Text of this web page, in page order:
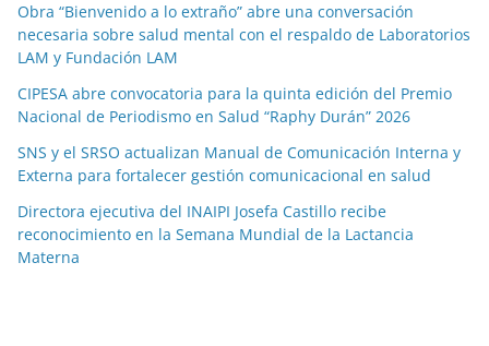
Obra “Bienvenido a lo extraño” abre una conversación
necesaria sobre salud mental con el respaldo de Laboratorios
LAM y Fundación LAM
CIPESA abre convocatoria para la quinta edición del Premio
Nacional de Periodismo en Salud “Raphy Durán” 2026
SNS y el SRSO actualizan Manual de Comunicación Interna y
Externa para fortalecer gestión comunicacional en salud
Directora ejecutiva del INAIPI Josefa Castillo recibe
reconocimiento en la Semana Mundial de la Lactancia
Materna